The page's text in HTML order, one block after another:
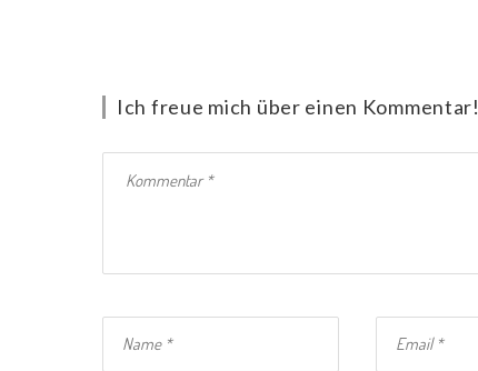
Ich freue mich über einen Kommentar!